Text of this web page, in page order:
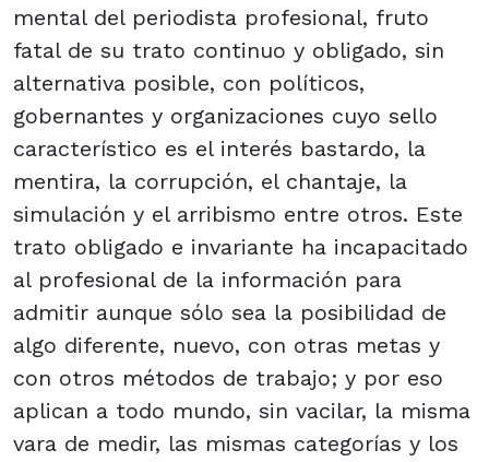
mental del periodista profesional, fruto
fatal de su trato continuo y obligado, sin
alternativa posible, con políticos,
gobernantes y organizaciones cuyo sello
característico es el interés bastardo, la
mentira, la corrupción, el chantaje, la
simulación y el arribismo entre otros. Este
trato obligado e invariante ha incapacitado
al profesional de la información para
admitir aunque sólo sea la posibilidad de
algo diferente, nuevo, con otras metas y
con otros métodos de trabajo; y por eso
aplican a todo mundo, sin vacilar, la misma
vara de medir, las mismas categorías y los